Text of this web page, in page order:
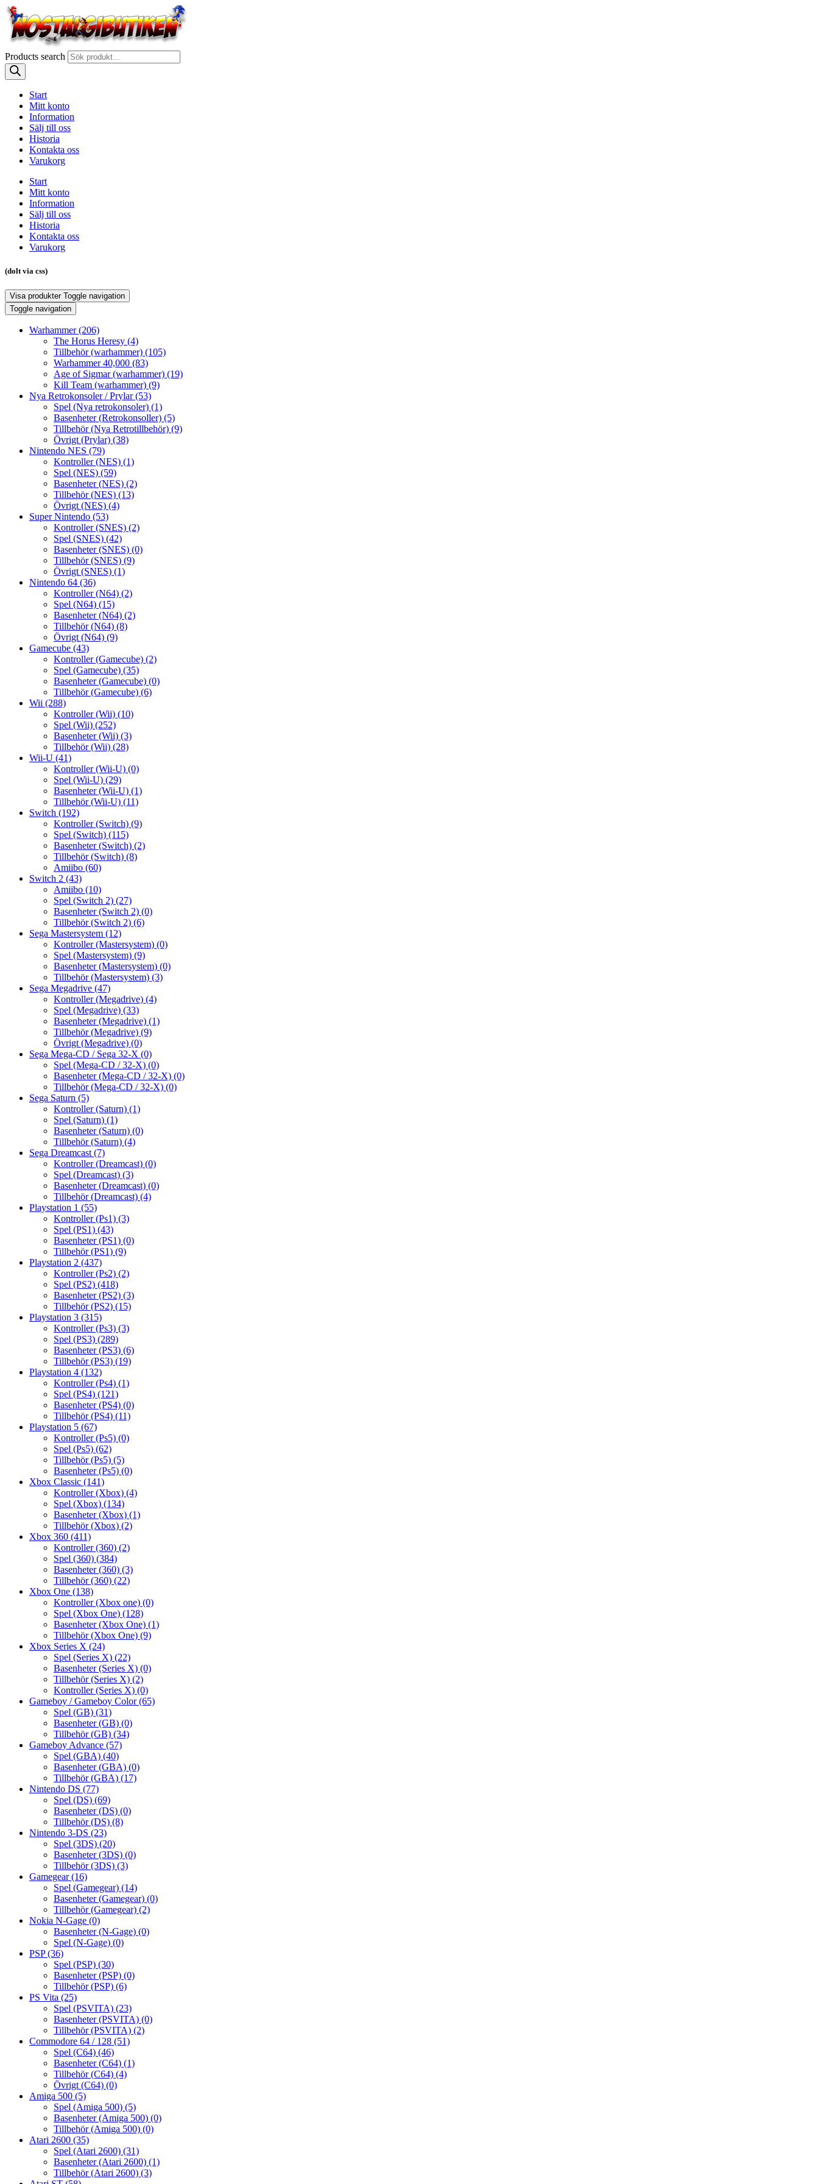
Products search
Start
Mitt konto
Information
Sälj till oss
Historia
Kontakta oss
Varukorg
Start
Mitt konto
Information
Sälj till oss
Historia
Kontakta oss
Varukorg
(dolt via css)
Visa produkter Toggle navigation
Toggle navigation
Warhammer(206)
The Horus Heresy (4)
Tillbehör (warhammer) (105)
Warhammer 40,000 (83)
Age of Sigmar (warhammer) (19)
Kill Team (warhammer) (9)
Nya Retrokonsoler / Prylar(53)
Spel (Nya retrokonsoler) (1)
Basenheter (Retrokonsoller) (5)
Tillbehör (Nya Retrotillbehör) (9)
Övrigt (Prylar) (38)
Nintendo NES (79)
Kontroller (NES) (1)
Spel (NES) (59)
Basenheter (NES) (2)
Tillbehör (NES) (13)
Övrigt (NES) (4)
Super Nintendo (53)
Kontroller (SNES) (2)
Spel (SNES) (42)
Basenheter (SNES) (0)
Tillbehör (SNES) (9)
Övrigt (SNES) (1)
Nintendo 64 (36)
Kontroller (N64) (2)
Spel (N64) (15)
Basenheter (N64) (2)
Tillbehör (N64) (8)
Övrigt (N64) (9)
Gamecube (43)
Kontroller (Gamecube) (2)
Spel (Gamecube) (35)
Basenheter (Gamecube) (0)
Tillbehör (Gamecube) (6)
Wii (288)
Kontroller (Wii) (10)
Spel (Wii) (252)
Basenheter (Wii) (3)
Tillbehör (Wii) (28)
Wii-U (41)
Kontroller (Wii-U) (0)
Spel (Wii-U) (29)
Basenheter (Wii-U) (1)
Tillbehör (Wii-U) (11)
Switch (192)
Kontroller (Switch) (9)
Spel (Switch) (115)
Basenheter (Switch) (2)
Tillbehör (Switch) (8)
Amiibo (60)
Switch 2 (43)
Amiibo (10)
Spel (Switch 2) (27)
Basenheter (Switch 2) (0)
Tillbehör (Switch 2) (6)
Sega Mastersystem (12)
Kontroller (Mastersystem) (0)
Spel (Mastersystem) (9)
Basenheter (Mastersystem) (0)
Tillbehör (Mastersystem) (3)
Sega Megadrive (47)
Kontroller (Megadrive) (4)
Spel (Megadrive) (33)
Basenheter (Megadrive) (1)
Tillbehör (Megadrive) (9)
Övrigt (Megadrive) (0)
Sega Mega-CD / Sega 32-X (0)
Spel (Mega-CD / 32-X) (0)
Basenheter (Mega-CD / 32-X) (0)
Tillbehör (Mega-CD / 32-X) (0)
Sega Saturn (5)
Kontroller (Saturn) (1)
Spel (Saturn) (1)
Basenheter (Saturn) (0)
Tillbehör (Saturn) (4)
Sega Dreamcast (7)
Kontroller (Dreamcast) (0)
Spel (Dreamcast) (3)
Basenheter (Dreamcast) (0)
Tillbehör (Dreamcast) (4)
Playstation 1 (55)
Kontroller (Ps1) (3)
Spel (PS1) (43)
Basenheter (PS1) (0)
Tillbehör (PS1) (9)
Playstation 2 (437)
Kontroller (Ps2) (2)
Spel (PS2) (418)
Basenheter (PS2) (3)
Tillbehör (PS2) (15)
Playstation 3 (315)
Kontroller (Ps3) (3)
Spel (PS3) (289)
Basenheter (PS3) (6)
Tillbehör (PS3) (19)
Playstation 4 (132)
Kontroller (Ps4) (1)
Spel (PS4) (121)
Basenheter (PS4) (0)
Tillbehör (PS4) (11)
Playstation 5 (67)
Kontroller (Ps5) (0)
Spel (Ps5) (62)
Tillbehör (Ps5) (5)
Basenheter (Ps5) (0)
Xbox Classic (141)
Kontroller (Xbox) (4)
Spel (Xbox) (134)
Basenheter (Xbox) (1)
Tillbehör (Xbox) (2)
Xbox 360 (411)
Kontroller (360) (2)
Spel (360) (384)
Basenheter (360) (3)
Tillbehör (360) (22)
Xbox One (138)
Kontroller (Xbox one) (0)
Spel (Xbox One) (128)
Basenheter (Xbox One) (1)
Tillbehör (Xbox One) (9)
Xbox Series X (24)
Spel (Series X) (22)
Basenheter (Series X) (0)
Tillbehör (Series X) (2)
Kontroller (Series X) (0)
Gameboy / Gameboy Color(65)
Spel (GB) (31)
Basenheter (GB) (0)
Tillbehör (GB) (34)
Gameboy Advance (57)
Spel (GBA) (40)
Basenheter (GBA) (0)
Tillbehör (GBA) (17)
Nintendo DS (77)
Spel (DS) (69)
Basenheter (DS) (0)
Tillbehör (DS) (8)
Nintendo 3-DS (23)
Spel (3DS) (20)
Basenheter (3DS) (0)
Tillbehör (3DS) (3)
Gamegear(16)
Spel (Gamegear) (14)
Basenheter (Gamegear) (0)
Tillbehör (Gamegear) (2)
Nokia N-Gage (0)
Basenheter (N-Gage) (0)
Spel (N-Gage) (0)
PSP(36)
Spel (PSP) (30)
Basenheter (PSP) (0)
Tillbehör (PSP) (6)
PS Vita (25)
Spel (PSVITA) (23)
Basenheter (PSVITA) (0)
Tillbehör (PSVITA) (2)
Commodore 64 / 128 (51)
Spel (C64) (46)
Basenheter (C64) (1)
Tillbehör (C64) (4)
Övrigt (C64) (0)
Amiga 500 (5)
Spel (Amiga 500) (5)
Basenheter (Amiga 500) (0)
Tillbehör (Amiga 500) (0)
Atari 2600 (35)
Spel (Atari 2600) (31)
Basenheter (Atari 2600) (1)
Tillbehör (Atari 2600) (3)